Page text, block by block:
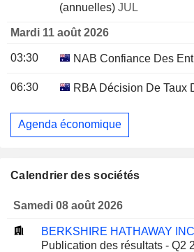
(annuelles) JUL
Mardi 11 août 2026
03:30 NAB Confiance Des
06:30 RBA Décision De Taux
Agenda économique
Calendrier des sociétés
Samedi 08 août 2026
BERKSHIRE HATHAWAY
Publication des résultats - Q2